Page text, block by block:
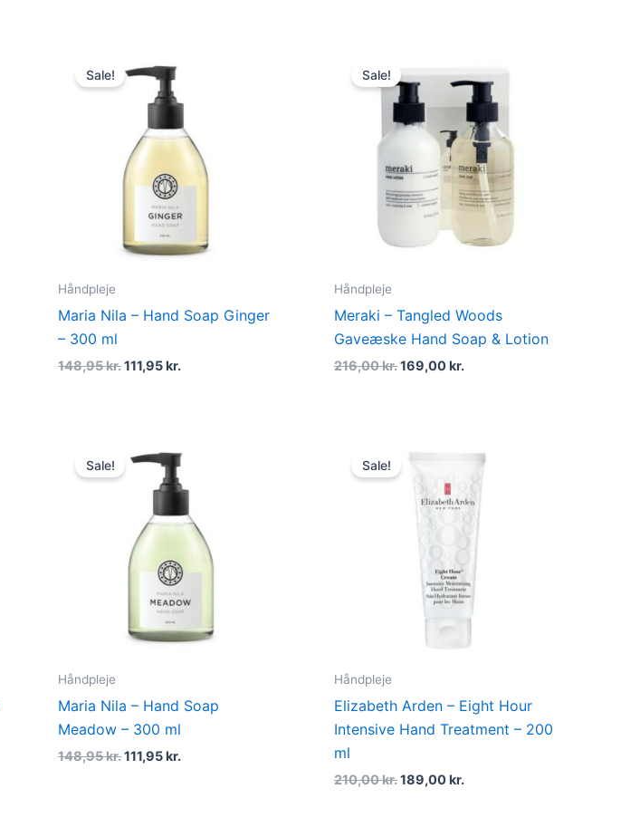
Sale!
Håndpleje
Maria Nila – Hand Soap Ginger
– 300 ml
148,95kr.
price
was:
148,95 kr..
111,95kr.
111,95 kr..
Sale!
Håndpleje
Meraki – Tangled Woods
Gaveæske Hand Soap & Lotion
216,00kr.
was:
216,00 kr..
169,00kr.
is:
169,00 kr..
Sale!
Håndpleje
Maria Nila – Hand Soap
Meadow – 300 ml
148,95kr.
price
was:
148,95 kr..
111,95kr.
price
111,95 kr..
Sale!
Håndpleje
Elizabeth Arden – Eight Hour
Intensive Hand Treatment – 200
ml
210,00kr.
price
was:
210,00 kr..
189,00kr.
price